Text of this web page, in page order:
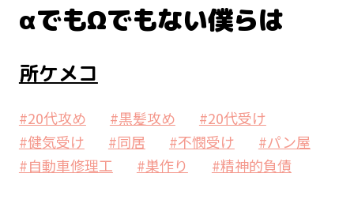
αでもΩでもない僕らは
所ケメコ
#20代攻め #黒髪攻め
#20代受け
#健気受け
#同居 #不憫受け
#パン屋
#自動車修理工
#巣作り #精神的負債